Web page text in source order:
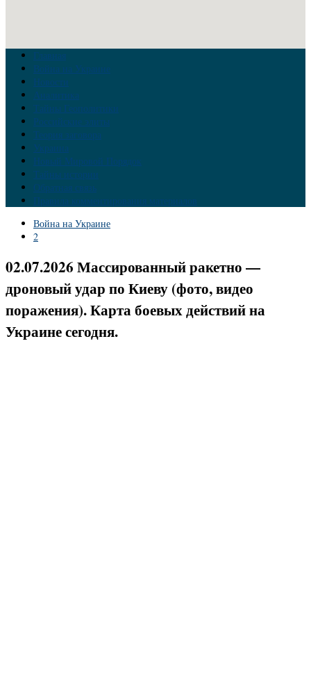
Главная
Война на Украине
Новости
Аналитика
Тайны Геополитики
Российские элиты
Теория заговора
Украина
Новый Мировой Порядок
Тайны истории
Обратная связь
Правила комментирования материалов
Война на Украине
2
02.07.2026 Массированный ракетно —
дроновый удар по Киеву (фото, видео
поражения). Карта боевых действий на
Украине сегодня.